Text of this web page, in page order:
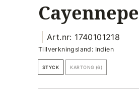
Art.nr: 1740101218
Tillverkningsland: Indien
STYCK KARTONG (6)